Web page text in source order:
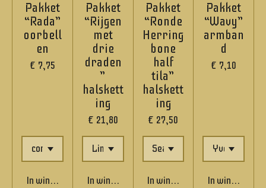
Pakket
“Rada”
oorbell
en
€ 7,75
In winkelwagen
Pakket
“Rijgen
met
drie
draden
”
halskett
ing
€ 21,80
In winkelwagen
Pakket
“Ronde
Herring
bone
half
tila”
halskett
ing
€ 27,50
In winkelwagen
Pakket
“Wavy”
armban
d
€ 7,10
In